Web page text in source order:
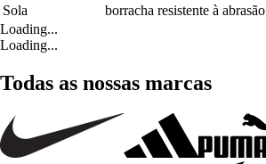
Sola
borracha resistente à abrasão
Loading...
Loading...
Todas as nossas marcas